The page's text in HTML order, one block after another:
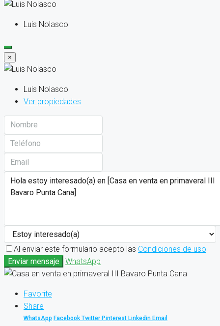
Luis Nolasco
×
Luis Nolasco
Ver propiedades
Al enviar este formulario acepto las Condiciones de uso
Enviar mensaje
WhatsApp
Favorite
Share
WhatsApp Facebook Twitter Pinterest Linkedin Email